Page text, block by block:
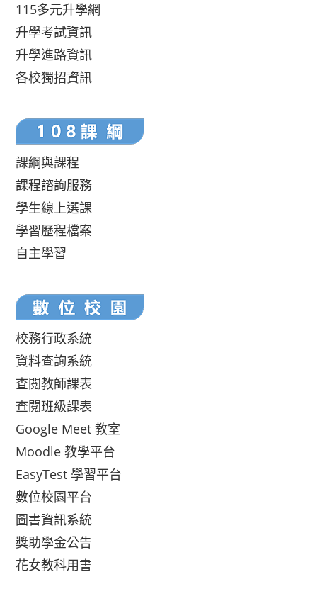
115多元升學網
升學考試資訊
升學進路資訊
各校獨招資訊
課綱與課程
課程諮詢服務
學生線上選課
學習歷程檔案
自主學習
校務行政系統
資料查詢系統
查閱教師課表
查閱班級課表
Google Meet 教室
Moodle 教學平台
EasyTest 學習平台
數位校園平台
圖書資訊系統
獎助學金公告
花女教科用書